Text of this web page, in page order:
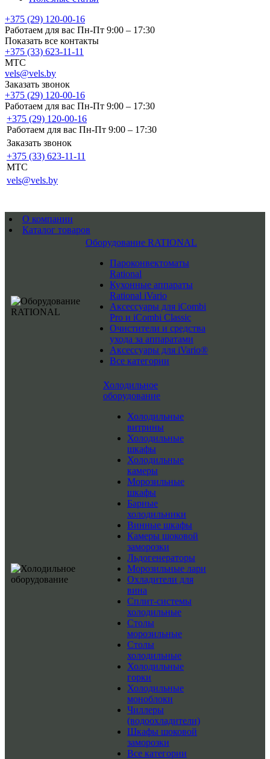
+375 (29) 120-00-16
Работаем для вас Пн-Пт 9:00 – 17:30
Показать все контакты
+375 (33) 623-11-11
MTC
vels@vels.by
Заказать звонок
+375 (29) 120-00-16
Работаем для вас Пн-Пт 9:00 – 17:30
+375 (29) 120-00-16
Работаем для вас Пн-Пт 9:00 – 17:30
Заказать звонок
+375 (33) 623-11-11
MTC
vels@vels.by
О компании
Каталог товаров
Оборудование RATIONAL
Пароконвектоматы
Rational
Кухонные аппараты
Rational iVario
Аксессуары для iCombi
Pro и iCombi Classic
Очистители и средства
ухода за аппаратами
Аксессуары для iVario®
Все категории
Холодильное
оборудование
Холодильные
витрины
Холодильные
шкафы
Холодильные
камеры
Морозильные
шкафы
Барные
холодильники
Винные шкафы
Камеры шоковой
заморозки
Льдогенераторы
Морозильные лари
Охладители для
вина
Сплит-системы
холодильные
Столы
морозильные
Столы
холодильные
Холодильные
горки
Холодильные
моноблоки
Чиллеры
(водоохладители)
Шкафы шоковой
заморозки
Все категории